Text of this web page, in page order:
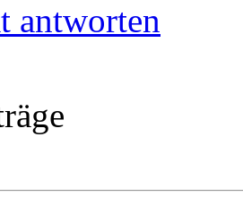
antworten